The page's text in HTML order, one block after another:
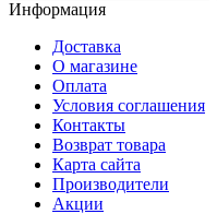
Информация
Доставка
О магазине
Оплата
Условия соглашения
Контакты
Возврат товара
Карта сайта
Производители
Акции